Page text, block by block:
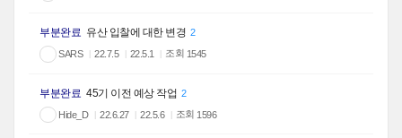
부분완료 유산 입찰에 대한 변경 2
SARS 22.7.5 22.5.1 조회 1545
부분완료 45기 이전 예상 작업 2
Hide_D 22.6.27 22.5.6 조회 1596